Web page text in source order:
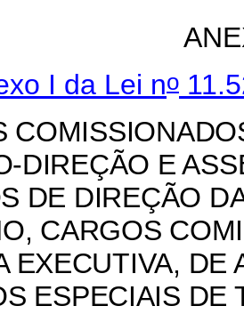
I da Lei no
DIREÇÃO E
DE DIREÇÃO
CARGOS
EXECUTIVA, DE
ESPECIAIS DE